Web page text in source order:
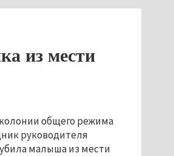
из мести
общего режима
руководителя
малыша из мести